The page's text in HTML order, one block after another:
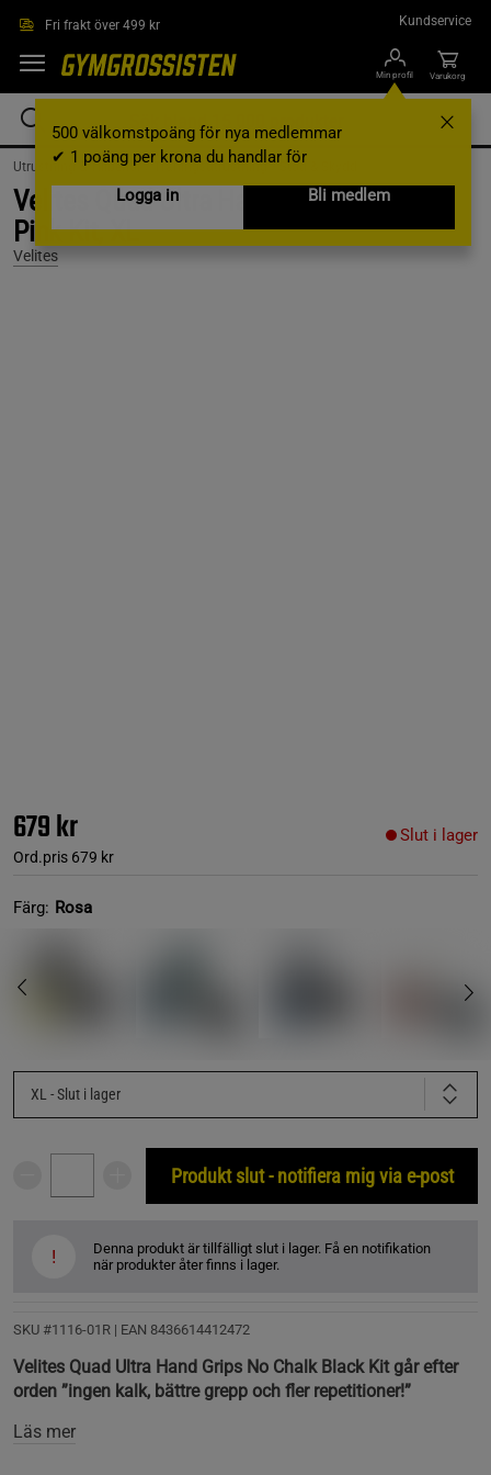
Fri frakt över 499 kr Kundservice
Min profil
500 välkomstpoäng för nya medlemmar
✔ 1 poäng per krona du handlar för
Logga in
Bli medlem
Varukorg
Utrustning & Tillbehör / Träningsutrustning / Stöd & Skydd
Velites Quad Ultra Hand Grips No Chalk
Pink Kit, XL
Velites
679 kr
Ord.pris 679 kr
Slut i lager
Färg: Rosa
XL - Slut i lager
Produkt slut - notifiera mig via e-post
!
Denna produkt är tillfälligt slut i lager. Få en notifikation
när produkter åter finns i lager.
SKU #1116-01R | EAN 8436614412472
Velites Quad Ultra Hand Grips No Chalk Black Kit går efter
orden ”ingen kalk, bättre grepp och fler repetitioner!”
Läs mer